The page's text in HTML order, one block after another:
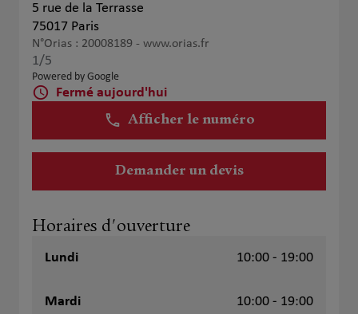
5 rue de la Terrasse
75017 Paris
N°Orias : 20008189 - www.orias.fr
1/5
Powered by Google
Fermé aujourd'hui
Afficher le numéro
Demander un devis
Horaires d'ouverture
Lundi 10:00 - 19:00
Mardi 10:00 - 19:00